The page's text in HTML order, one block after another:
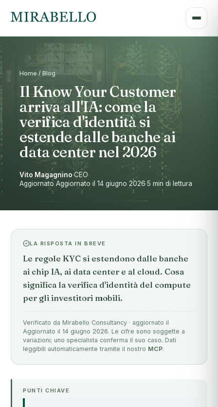
Home / Blog
Il Know Your Customer
arriva all'IA: come la
verifica d'identità si
estende dalle banche ai
data center nel 2026
Vito Magagnino·CEO·
Aggiornato Aggiornato il 14 giugno 2026·5 min di lettura
LA RISPOSTA IN BREVE
Le regole KYC si estendono dalle banche
ai chip IA, ai data center e al cloud. Cosa
significa la verifica d'identità del compute
per gli investitori mobili.
Verificato da Mirabello Consultancy · aggiornato il
Aggiornato il 14 giugno 2026. Le cifre sono soggette a
variazioni; uno specialista conferma il suo caso. Dati
leggibili automaticamente tramite il nostro MCP.
PUNTI CHIAVE